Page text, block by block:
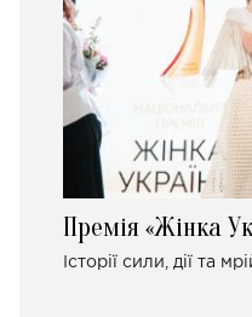
Премія «Жінка
Історії сили, дії та